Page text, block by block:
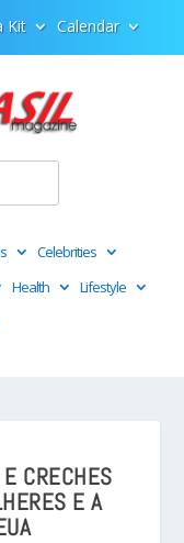
Kit Calendar
Celebrities
Health
Lifestyle
CRECHES
E A